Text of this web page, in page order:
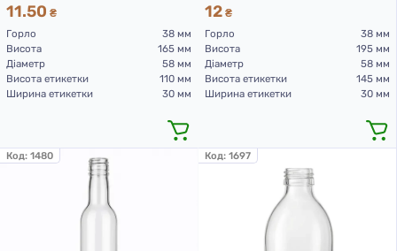
11.50 ₴
Горло
38 мм
Висота
165 мм
Діаметр
58 мм
Висота етикетки
110 мм
Ширина етикетки
30 мм
12 ₴
Горло
38 мм
Висота
195 мм
Діаметр
58 мм
Висота етикетки
145 мм
Ширина етикетки
30 мм
Код: 1480 Код: 1697